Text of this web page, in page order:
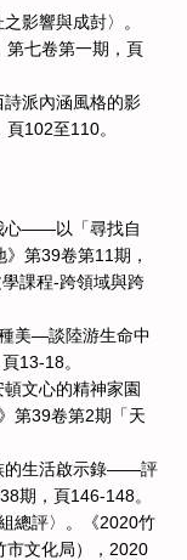
影響與成尌〉。
第七卷第一期，頁
派內涵風格的影
102至110。
心——以「尋找自
第39卷第11期，
課程-跨領域與跨
美—談陸游生命中
13-18。
文心的精神家園
第39卷第2期「天
的生活啟示錄——評
期，頁146-148。
總評〉。《2020竹
市文化局），2020